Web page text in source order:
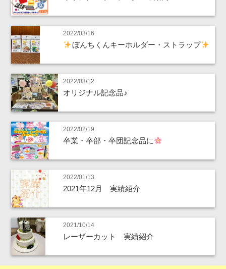
2022/03/16
ぼんちくんキーホルダー・ストラップ
2022/03/12
オリジナル記念品♪
2022/02/19
卒業・卒部・卒団記念品に
2022/01/13
2021年12月 実績紹介
2021/10/14
レーザーカット 実績紹介